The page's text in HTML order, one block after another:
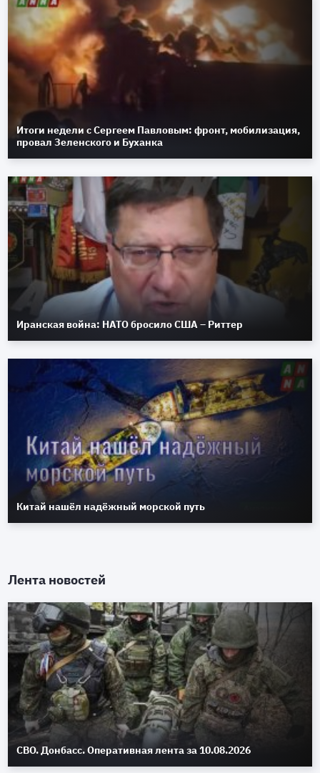
Итоги недели с Сергеем Павловым: фронт, мобилизация,
провал Зеленского и Буханка
Иранская война: НАТО бросило США – Риттер
Китай нашёл надёжный морской путь
Лента новостей
СВО. Донбасс. Оперативная лента за 10.08.2026